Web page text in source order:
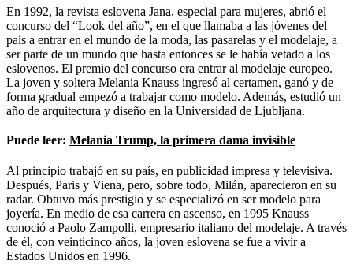
En 1992, la revista eslovena Jana, especial para mujeres, abrió el
concurso del “Look del año”, en el que llamaba a las jóvenes del
país a entrar en el mundo de la moda, las pasarelas y el modelaje, a
ser parte de un mundo que hasta entonces se le había vetado a los
eslovenos. El premio del concurso era entrar al modelaje europeo.
La joven y soltera Melania Knauss ingresó al certamen, ganó y de
forma gradual empezó a trabajar como modelo. Además, estudió un
año de arquitectura y diseño en la Universidad de Ljubljana.
Puede leer: Melania Trump, la primera dama invisible
Al principio trabajó en su país, en publicidad impresa y televisiva.
Después, Paris y Viena, pero, sobre todo, Milán, aparecieron en su
radar. Obtuvo más prestigio y se especializó en ser modelo para
joyería. En medio de esa carrera en ascenso, en 1995 Knauss
conoció a Paolo Zampolli, empresario italiano del modelaje. A través
de él, con veinticinco años, la joven eslovena se fue a vivir a
Estados Unidos en 1996.